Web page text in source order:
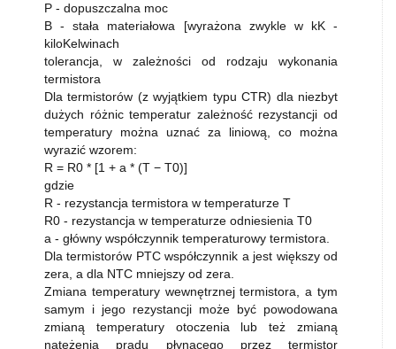
P - dopuszczalna moc
B - stała materiałowa [wyrażona zwykle w kK -
kiloKelwinach
tolerancja, w zależności od rodzaju wykonania
termistora
Dla termistorów (z wyjątkiem typu CTR) dla niezbyt
dużych różnic temperatur zależność rezystancji od
temperatury można uznać za liniową, co można
wyrazić wzorem:
R = R0 * [1 + a * (T − T0)]
gdzie
R - rezystancja termistora w temperaturze T
R0 - rezystancja w temperaturze odniesienia T0
a - główny współczynnik temperaturowy termistora.
Dla termistorów PTC współczynnik a jest większy od
zera, a dla NTC mniejszy od zera.
Zmiana temperatury wewnętrznej termistora, a tym
samym i jego rezystancji może być powodowana
zmianą temperatury otoczenia lub też zmianą
natężenia prądu płynącego przez termistor